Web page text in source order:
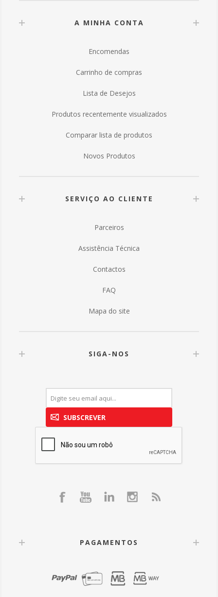
A MINHA CONTA
Encomendas
Carrinho de compras
Lista de Desejos
Produtos recentemente visualizados
Comparar lista de produtos
Novos Produtos
SERVIÇO AO CLIENTE
Parceiros
Assistência Técnica
Contactos
FAQ
Mapa do site
SIGA-NOS
SUBSCREVER
PAGAMENTOS